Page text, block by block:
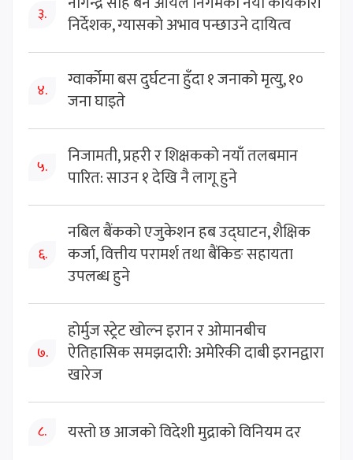
३.
निर्देशक, ग्यासको अभाव पन्छाउने दायित्व
४.
ग्वार्कोमा बस दुर्घटना हुँदा १ जनाको मृत्यु, १०
जना घाइते
५.
निजामती, प्रहरी र शिक्षकको नयाँ तलबमान
पारित: साउन १ देखि नै लागू हुने
६.
नबिल बैंकको एजुकेशन हब उद्घाटन, शैक्षिक
कर्जा, वित्तीय परामर्श तथा बैंकिङ सहायता
उपलब्ध हुने
७.
होर्मुज स्ट्रेट खोल्न इरान र ओमानबीच
ऐतिहासिक समझदारी: अमेरिकी दाबी इरानद्वारा
खारेज
८. यस्तो छ आजको विदेशी मुद्राको विनियम दर